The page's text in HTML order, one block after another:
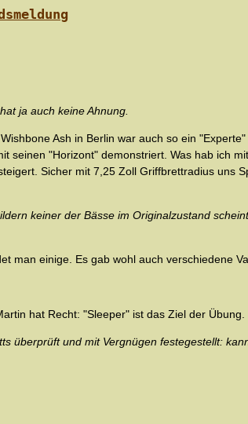
ja auch keine Ahnung.
Ash in Berlin war auch so ein
seinen "Horizont" demonstriert. Was hab ich
Sicher mit 7,25 Zoll Griffbrettradius uns
keiner der Bässe im Originalzustand
man einige. Es gab wohl auch verschiedene
hat Recht: "Sleeper" ist das Ziel der Übung.
überprüft und mit Vergnügen festegestellt: